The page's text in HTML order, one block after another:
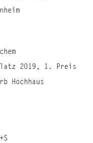
2019, 1. Preis
Hochhaus